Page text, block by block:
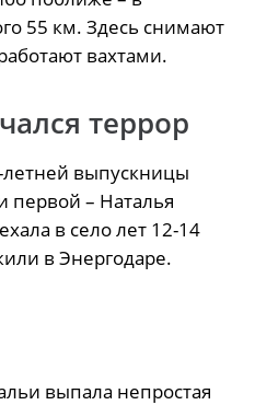
55 км. Здесь снимают
вахтами.
террор
летней выпускницы
первой – Наталья
в село лет 12-14
в Энергодаре.
выпала непростая